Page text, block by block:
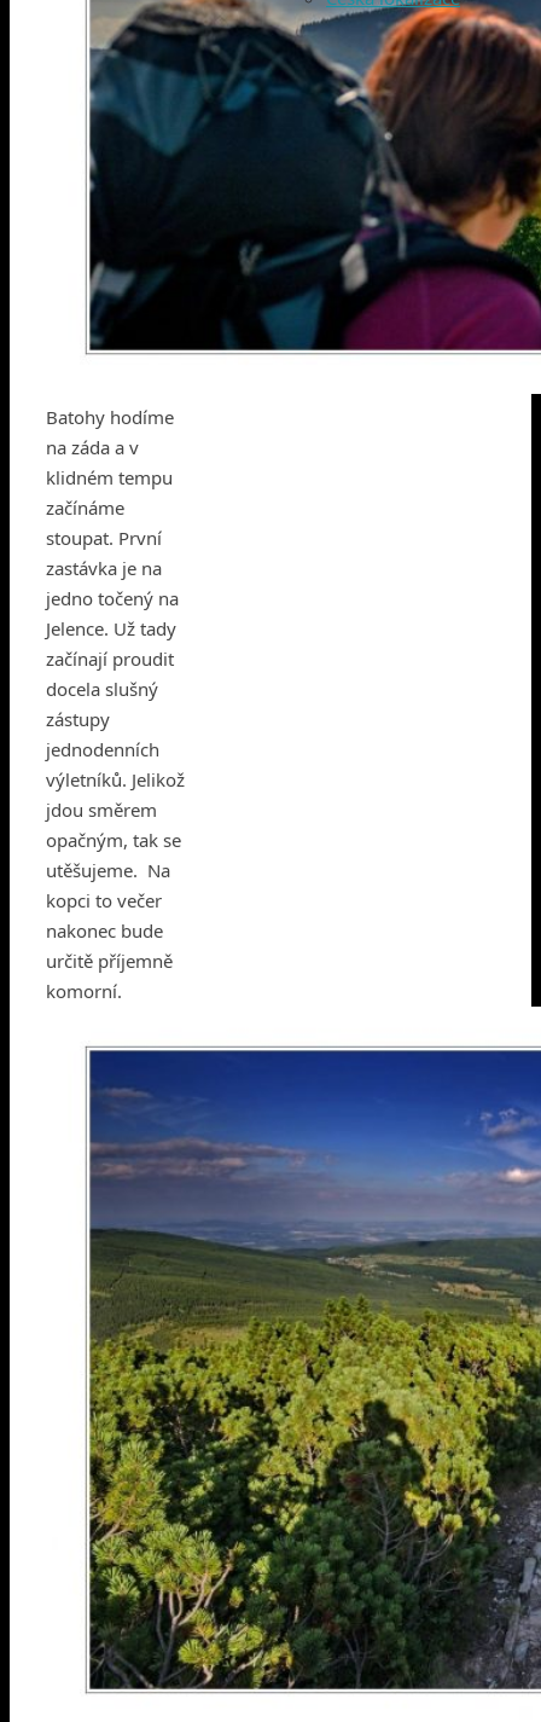
Batohy hodíme
na záda a v
klidném tempu
začínáme
stoupat. První
zastávka je na
jedno točený na
Jelence. Už tady
začínají proudit
docela slušný
zástupy
jednodenních
výletníků. Jelikož
jdou směrem
opačným, tak se
utěšujeme. Na
kopci to večer
nakonec bude
určitě příjemně
komorní.